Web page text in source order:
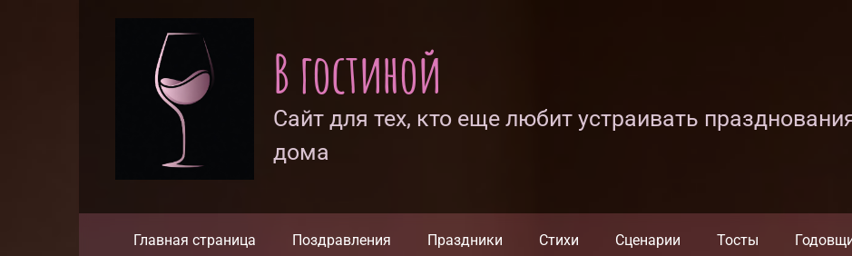
В гостиной
Сайт для тех, кто еще любит устраивать
дома
Главная страница Поздравления Праздники Стихи Сценарии Тосты